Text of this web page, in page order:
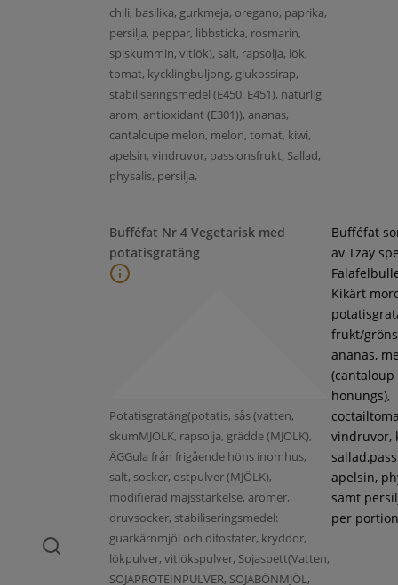
chili, basilika, gurkmeja, oregano, paprika,
persilja, peppar, libbsticka, rosmarin,
spiskummin, vitlök), salt, rapsolja, lök,
tomat, kycklingbuljong, glukossirap,
stabiliseringsmedel (E450, E451), naturlig
arom, antioxidant (E301)), ananas,
cantaloupe melon, melon, tomat, kiwi,
apelsin, vindruvor, passionsfrukt, Sallad,
physalis, persilja,
Bufféfat Nr 4 Vegetarisk med
potatisgratäng
Potatisgratäng(potatis, sås (vatten,
skumMJÖLK, rapsolja, grädde (MJÖLK),
ÄGGula från frigående höns inomhus,
salt, socker, ostpulver (MJÖLK),
modifierad majsstärkelse, aromer,
druvsocker, stabiliseringsmedel:
guarkärnmjöl och difosfater, kryddor,
lökpulver, vitlökspulver, Sojaspett(Vatten,
SOJAPROTEINPULVER, SOJABÖNMJÖL,
Bufféfat
av Tzay
Kikärt
frukt/
ananas,
(cantaloup
honungs),
vindruvor,
apelsin,
samt
per